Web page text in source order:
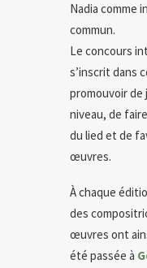
Nadia comme
commun.
Le concours
s’inscrit dans
promouvoir de
niveau, de
du lied et de
œuvres.
À chaque
des
œuvres ont
été passée à